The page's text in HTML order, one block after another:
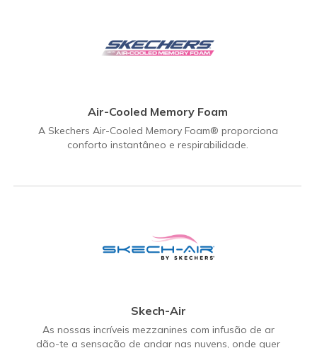
Air-Cooled Memory Foam
A Skechers Air-Cooled Memory Foam® proporciona
conforto instantâneo e respirabilidade.
Skech-Air
As nossas incríveis mezzanines com infusão de ar
dão-te a sensação de andar nas nuvens, onde quer